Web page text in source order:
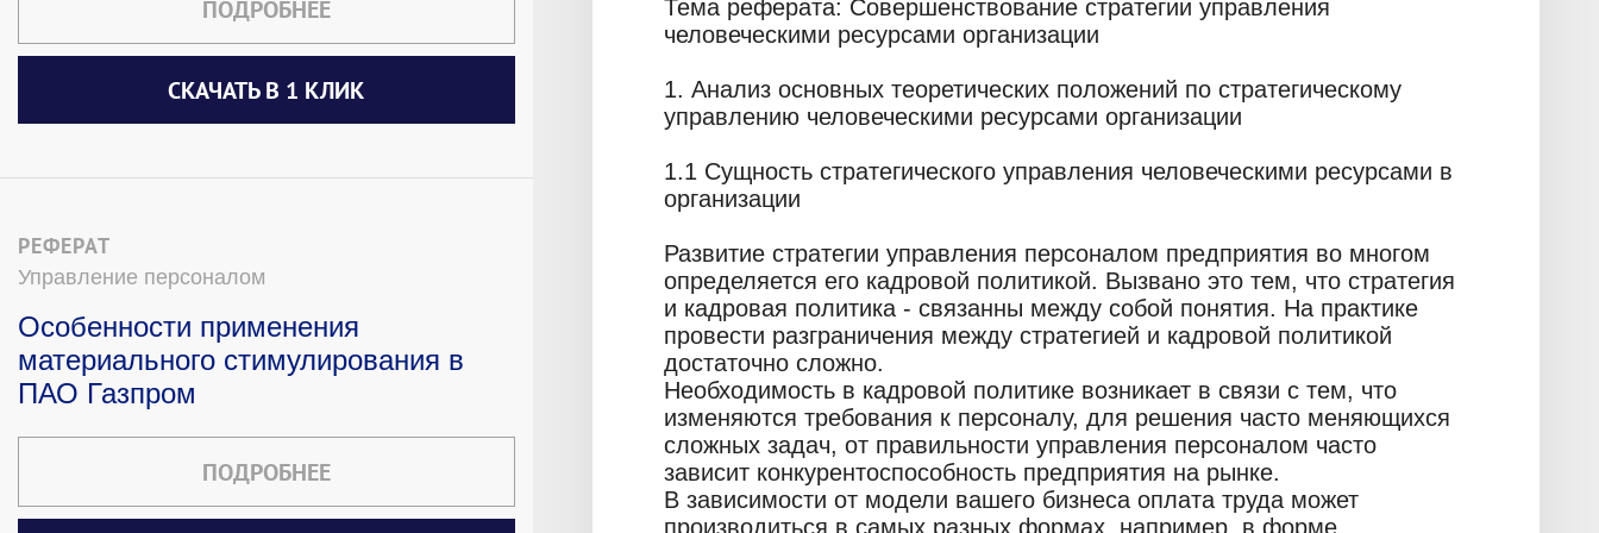
ПОДРОБНЕЕ
СКАЧАТЬ В 1 КЛИК
РЕФЕРАТ
Управление персоналом
Особенности применения
материального стимулирования в
ПАО Газпром
ПОДРОБНЕЕ
Тема реферата: Совершенствование стратегии управления
человеческими ресурсами организации
1. Анализ основных теоретических положений по стратегическому
управлению человеческими ресурсами организации
1.1 Сущность стратегического управления человеческими ресурсами в
организации
Развитие стратегии управления персоналом предприятия во многом
определяется его кадровой политикой. Вызвано это тем, что стратегия
и кадровая политика - связанны между собой понятия. На практике
провести разграничения между стратегией и кадровой политикой
достаточно сложно.
Необходимость в кадровой политике возникает в связи с тем, что
изменяются требования к персоналу, для решения часто меняющихся
сложных задач, от правильности управления персоналом часто
зависит конкурентоспособность предприятия на рынке.
В зависимости от модели вашего бизнеса оплата труда может
производиться в самых разных формах, например, в форме